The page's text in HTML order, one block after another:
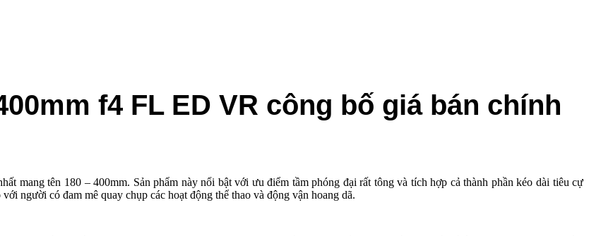
f4 FL ED VR công bố giá bán chính
mang tên 180 – 400mm. Sản phẩm này nổi bật với ưu điểm tầm phóng đại rất tông và tích hợp cả thành phần kéo dài tiêu cự
người có đam mê quay chụp các hoạt động thể thao và động vận hoang dã.